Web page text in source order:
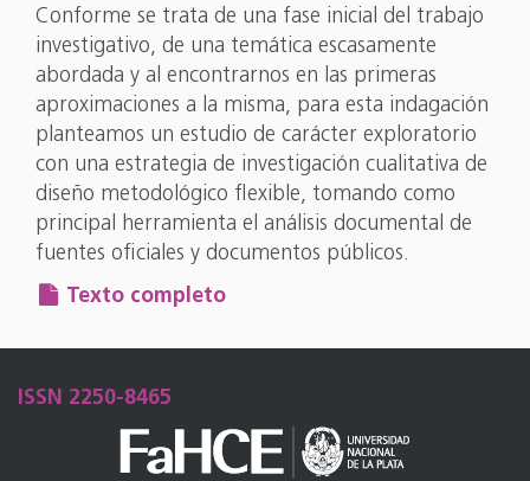
Conforme se trata de una fase inicial del trabajo
investigativo, de una temática escasamente
abordada y al encontrarnos en las primeras
aproximaciones a la misma, para esta indagación
planteamos un estudio de carácter exploratorio
con una estrategia de investigación cualitativa de
diseño metodológico flexible, tomando como
principal herramienta el análisis documental de
fuentes oficiales y documentos públicos.
Texto completo
ISSN 2250-8465